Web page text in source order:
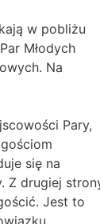
w pobliżu
Młodych
Na
Pary,
się na
Z drugiej
Jest to